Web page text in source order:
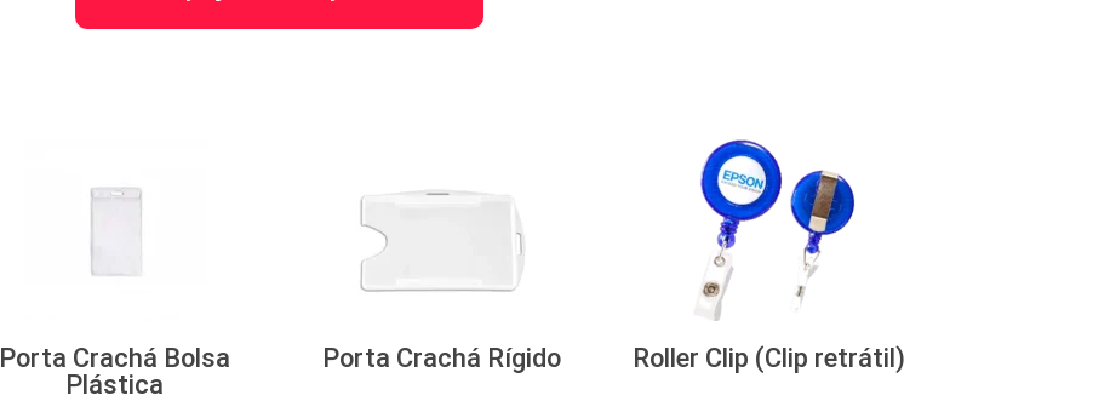
Porta Crachá Bolsa
Plástica
Porta Crachá Rígido Roller Clip (Clip retrátil)